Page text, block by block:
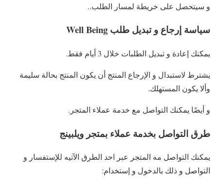
و سيتحصل على خريطة لمسار الطلب..
سياسة إرجاع و تبديل طلب Well Being
يمكنك إعادة و تبديل الطلبات خلال 3 أيام فقط.
يشترط لاستبدال و الإرجاع المنتج أن يكون المنتج بحالة سليمة
وألا يكون المستهلك.
و أيضًا يمكنك التواصل مع خدمة عملاء المتجر.
طرق التواصل بخدمة عملاء بمتجر ويلبينج
يمكنك التواصل مه المتجر عبر احد الطرق الآتيه للإستفسار و
التواصل و ذلك بالدخول و إستخدام: